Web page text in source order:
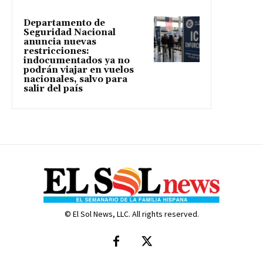
Departamento de
Seguridad Nacional
anuncia nuevas
restricciones:
indocumentados ya no
podrán viajar en vuelos
nacionales, salvo para
salir del país
© El Sol News, LLC. All rights reserved.